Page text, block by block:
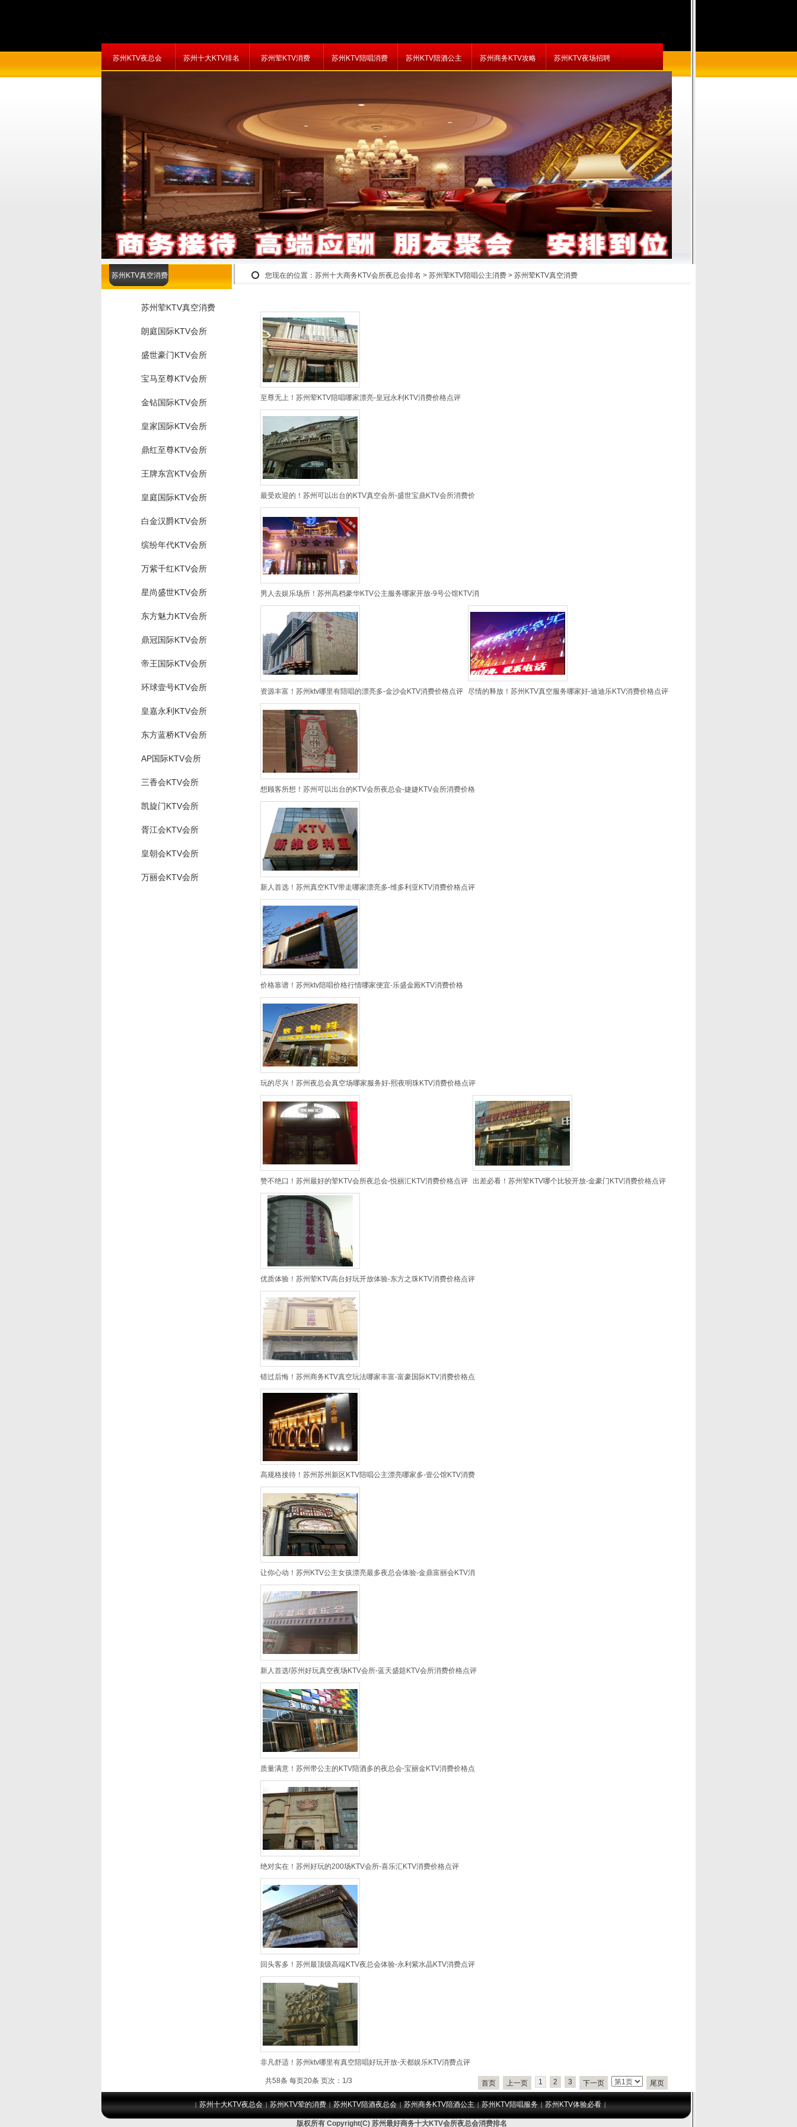
苏州KTV夜总会 苏州十大KTV排名 苏州荤KTV消费 苏州KTV陪唱消费 苏州KTV陪酒公主 苏州商务KTV攻略 苏州KTV夜场招聘
您现在的位置： 苏州十大商务KTV会所夜总会排名 > 苏州荤KTV陪唱公主消费 > 苏州荤KTV真空消费
苏州KTV真空消费
苏州荤KTV真空消费
朗庭国际KTV会所
盛世豪门KTV会所
宝马至尊KTV会所
金钻国际KTV会所
皇家国际KTV会所
鼎红至尊KTV会所
王牌东宫KTV会所
皇庭国际KTV会所
白金汉爵KTV会所
缤纷年代KTV会所
万紫千红KTV会所
星尚盛世KTV会所
东方魅力KTV会所
鼎冠国际KTV会所
帝王国际KTV会所
环球壹号KTV会所
皇嘉永利KTV会所
东方蓝桥KTV会所
AP国际KTV会所
三香会KTV会所
凯旋门KTV会所
胥江会KTV会所
皇朝会KTV会所
万丽会KTV会所
至尊无上！苏州荤KTV陪唱哪家漂亮-皇冠永利KTV消费价格点评
最受欢迎的！苏州可以出台的KTV真空会所-盛世宝鼎KTV会所消费价
男人去娱乐场所！苏州高档豪华KTV公主服务哪家开放-9号公馆KTV消
资源丰富！苏州ktv哪里有陪唱的漂亮多-金沙会KTV消费价格点评 尽情的释放！苏州KTV真空服务哪家好-迪迪乐KTV消费价格点评
想顾客所想！苏州可以出台的KTV会所夜总会-婕婕KTV会所消费价格
新人首选！苏州真空KTV带走哪家漂亮多-维多利亚KTV消费价格点评
价格靠谱！苏州ktv陪唱价格行情哪家便宜-乐盛金殿KTV消费价格
玩的尽兴！苏州夜总会真空场哪家服务好-熙夜明珠KTV消费价格点评
赞不绝口！苏州最好的荤KTV会所夜总会-悦丽汇KTV消费价格点评 出差必看！苏州荤KTV哪个比较开放-金豪门KTV消费价格点评
优质体验！苏州荤KTV高台好玩开放体验-东方之珠KTV消费价格点评
错过后悔！苏州商务KTV真空玩法哪家丰富-富豪国际KTV消费价格点
高规格接待！苏州苏州新区KTV陪唱公主漂亮哪家多-壹公馆KTV消费
让你心动！苏州KTV公主女孩漂亮最多夜总会体验-金鼎富丽会KTV消
新人首选!苏州好玩真空夜场KTV会所-蓝天盛筵KTV会所消费价格点评
质量满意！苏州带公主的KTV陪酒多的夜总会-宝丽金KTV消费价格点
绝对实在！苏州好玩的200场KTV会所-喜乐汇KTV消费价格点评
回头客多！苏州最顶级高端KTV夜总会体验-永利紫水晶KTV消费点评
非凡舒适！苏州ktv哪里有真空陪唱好玩开放-天都娱乐KTV消费点评
共58条 每页20条 页次：1/3 首页 上一页 1 2 3 下一页 尾页
|苏州十大KTV夜总会 |苏州KTV荤的消费 |苏州KTV陪酒夜总会 |苏州商务KTV陪酒公主 |苏州KTV陪唱服务 |苏州KTV体验必看 |
版权所有 Copyright(C) 苏州最好商务十大KTV会所夜总会消费排名